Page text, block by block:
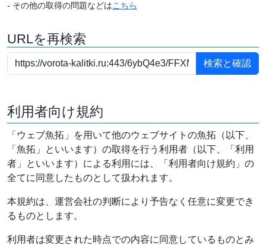
- その他の取得の問題などはこちら
URLを再検索
利用者向け規約
「ウェブ魚拓」を用いて他のウェブサイトの魚拓（以下、
「魚拓」といいます）の取得を行う利用者（以下、「利用
者」といいます）による利用には、「利用者向け規約」の
全てに同意したものとして扱われます。
本規約は、運営会社の判断により予告なく任意に変更でき
るものとします。
利用者は変更された時点での内容に同意しているものとみ